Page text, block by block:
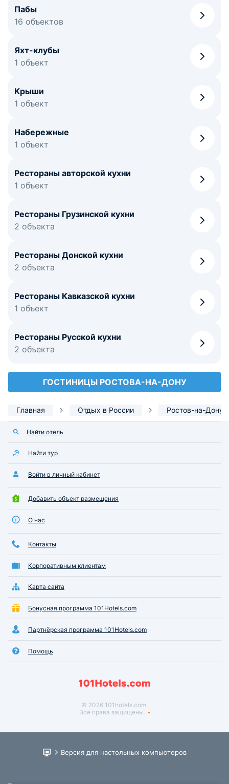
Пабы
16 объектов
Яхт-клубы
1 объект
Крыши
1 объект
Набережные
1 объект
Рестораны авторской кухни
1 объект
Рестораны Грузинской кухни
2 объекта
Рестораны Донской кухни
2 объекта
Рестораны Кавказской кухни
1 объект
Рестораны Русской кухни
2 объекта
ГОСТИНИЦЫ РОСТОВА-НА-ДОНУ
Главная Отдых в России Ростов-на-Дону
Найти отель
Найти тур
Войти в личный кабинет
Добавить объект размещения
О нас
Контакты
Корпоративным клиентам
Карта сайта
Бонусная программа 101Hotels.com
Партнёрская программа 101Hotels.com
Помощь
© 2026 101hotels.com.
Все права защищены.
Версия для настольных компьютеров